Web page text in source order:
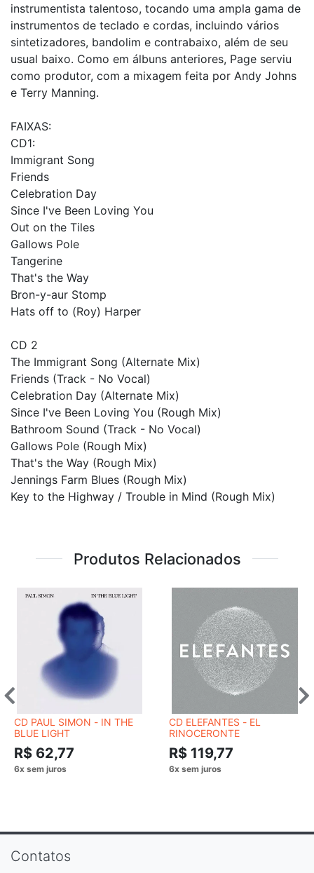
instrumentista talentoso, tocando uma ampla gama de
instrumentos de teclado e cordas, incluindo vários
sintetizadores, bandolim e contrabaixo, além de seu
usual baixo. Como em álbuns anteriores, Page serviu
como produtor, com a mixagem feita por Andy Johns
e Terry Manning.
FAIXAS:
CD1:
Immigrant Song
Friends
Celebration Day
Since I've Been Loving You
Out on the Tiles
Gallows Pole
Tangerine
That's the Way
Bron-y-aur Stomp
Hats off to (Roy) Harper
CD 2
The Immigrant Song (Alternate Mix)
Friends (Track - No Vocal)
Celebration Day (Alternate Mix)
Since I've Been Loving You (Rough Mix)
Bathroom Sound (Track - No Vocal)
Gallows Pole (Rough Mix)
That's the Way (Rough Mix)
Jennings Farm Blues (Rough Mix)
Key to the Highway / Trouble in Mind (Rough Mix)
Produtos Relacionados
CD PAUL SIMON - IN THE
BLUE LIGHT
R$ 62,77
CD ELEFANTES - EL
RINOCERONTE
R$ 119,77
Contatos